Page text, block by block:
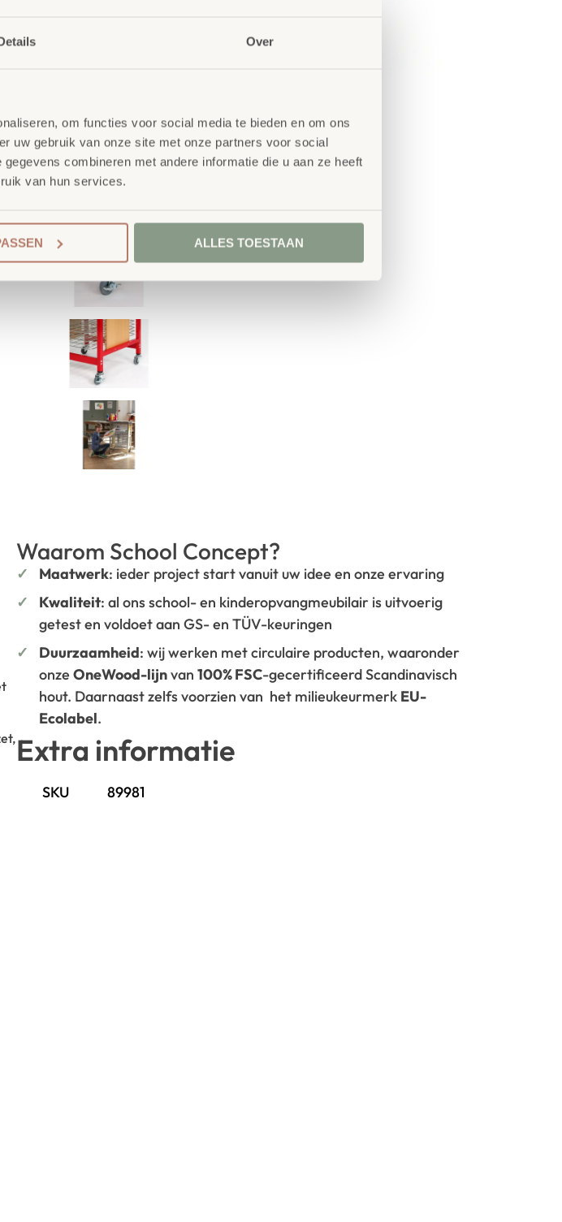
Over
om functies voor social media te bieden en om ons
uw gebruik van onze site met onze partners voor social
combineren met andere informatie die u aan ze heeft
van hun services.
ALLES TOESTAAN
Waarom School Concept?
Maatwerk: ieder project start vanuit uw idee en onze ervaring
Kwaliteit: al ons school- en kinderopvangmeubilair is uitvoerig
getest en voldoet aan GS- en TÜV-keuringen
Duurzaamheid: wij werken met circulaire producten, waaronder
onze OneWood-lijnvan 100% FSC-gecertificeerd Scandinavisch
hout. Daarnaast zelfs voorzien van het milieukeurmerk EU-
Ecolabel.
Extra informatie
SKU 89981